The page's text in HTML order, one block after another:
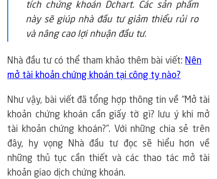
tích chứng khoán Dchart. Các sản phẩm
này sẽ giúp nhà đầu tư giảm thiểu rủi ro
và nâng cao lợi nhuận đầu tư.
Nhà đầu tư có thể tham khảo thêm bài viết: Nên
mở tài khoản chứng khoán tại công ty nào?
Như vậy, bài viết đã tổng hợp thông tin về “Mở tài
khoản chứng khoán cần giấy tờ gì? lưu ý khi mở
tài khoản chứng khoán?”. Với những chia sẻ trên
đây, hy vọng Nhà đầu tư đọc sẽ hiểu hơn về
những thủ tục cần thiết và các thao tác mở tài
khoản giao dịch chứng khoán.